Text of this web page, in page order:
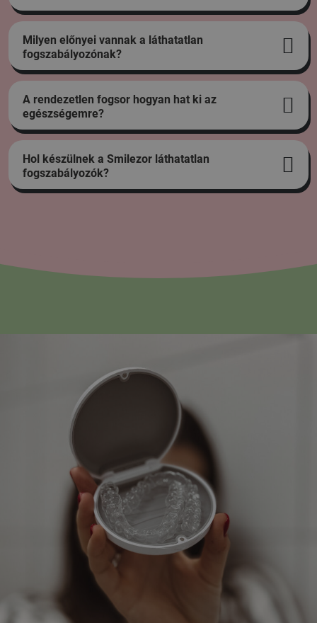
Milyen előnyei vannak a láthatatlan
fogszabályozónak?
A rendezetlen fogsor hogyan hat ki az
egészségemre?
Hol készülnek a Smilezor láthatatlan
fogszabályozók?